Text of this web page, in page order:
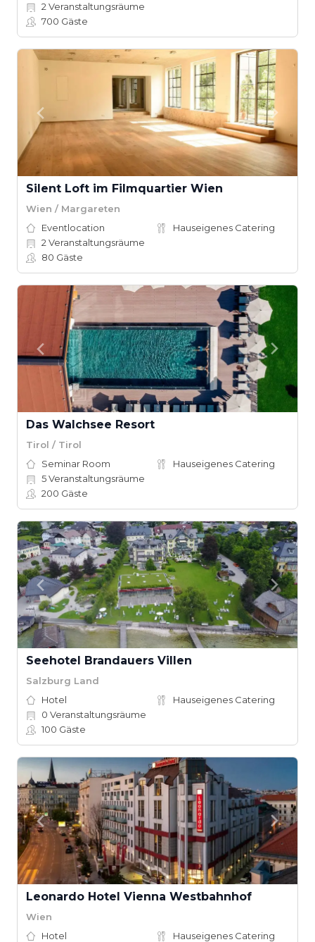
2 Veranstaltungsräume
700 Gäste
Silent Loft im Filmquartier Wien
Wien / Margareten
Eventlocation
Hauseigenes Catering
2 Veranstaltungsräume
80 Gäste
Das Walchsee Resort
Tirol / Tirol
Seminar Room
Hauseigenes Catering
5Veranstaltungsräume
200 Gäste
Seehotel Brandauers Villen
Salzburg Land
Hotel
Hauseigenes Catering
0 Veranstaltungsräume
100 Gäste
Leonardo Hotel Vienna Westbahnhof
Wien
Hotel
Hauseigenes Catering